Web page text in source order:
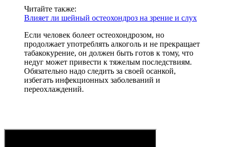
Читайте также:
Влияет ли шейный остеохондроз на зрение и слух
Если человек болеет остеохондрозом, но
продолжает употреблять алкоголь и не прекращает
табакокурение, он должен быть готов к тому, что
недуг может привести к тяжелым последствиям.
Обязательно надо следить за своей осанкой,
избегать инфекционных заболеваний и
переохлаждений.